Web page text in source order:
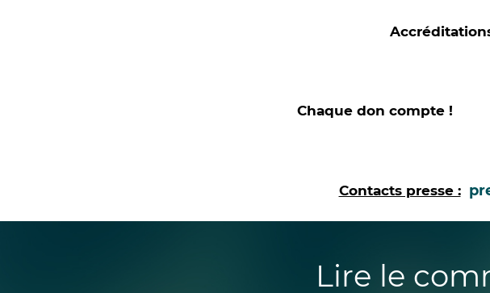
Chaque don compte !
Contacts presse :
Lire le